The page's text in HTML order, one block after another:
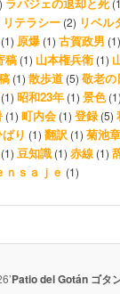
リテラシー (2) リベル
(1) 原爆 (1)古賀政男
稿 (1) 山本権兵衛 (1)
(1)散歩道 (5)敬老の
(1)昭和23年 (1)景色
(1)町内会 (1)登録(5)
り (1)翻訳 (1)菊池
(1) 豆知識 (1)赤線 (1)
ｎｓａｊｅ (1)
Patio del Gotán ゴタ